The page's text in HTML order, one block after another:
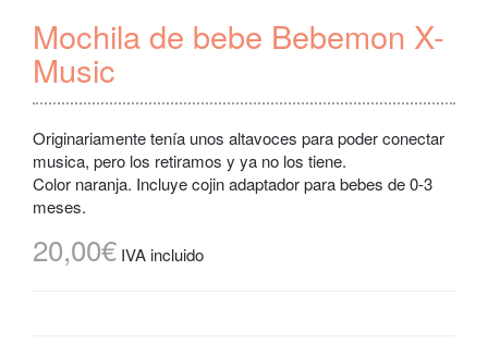
Mochila de bebe Bebemon X-
Music
Originariamente tenía unos altavoces para poder conectar
musica, pero los retiramos y ya no los tiene.
Color naranja. Incluye cojin adaptador para bebes de 0-3
meses.
20,00€ IVA incluido